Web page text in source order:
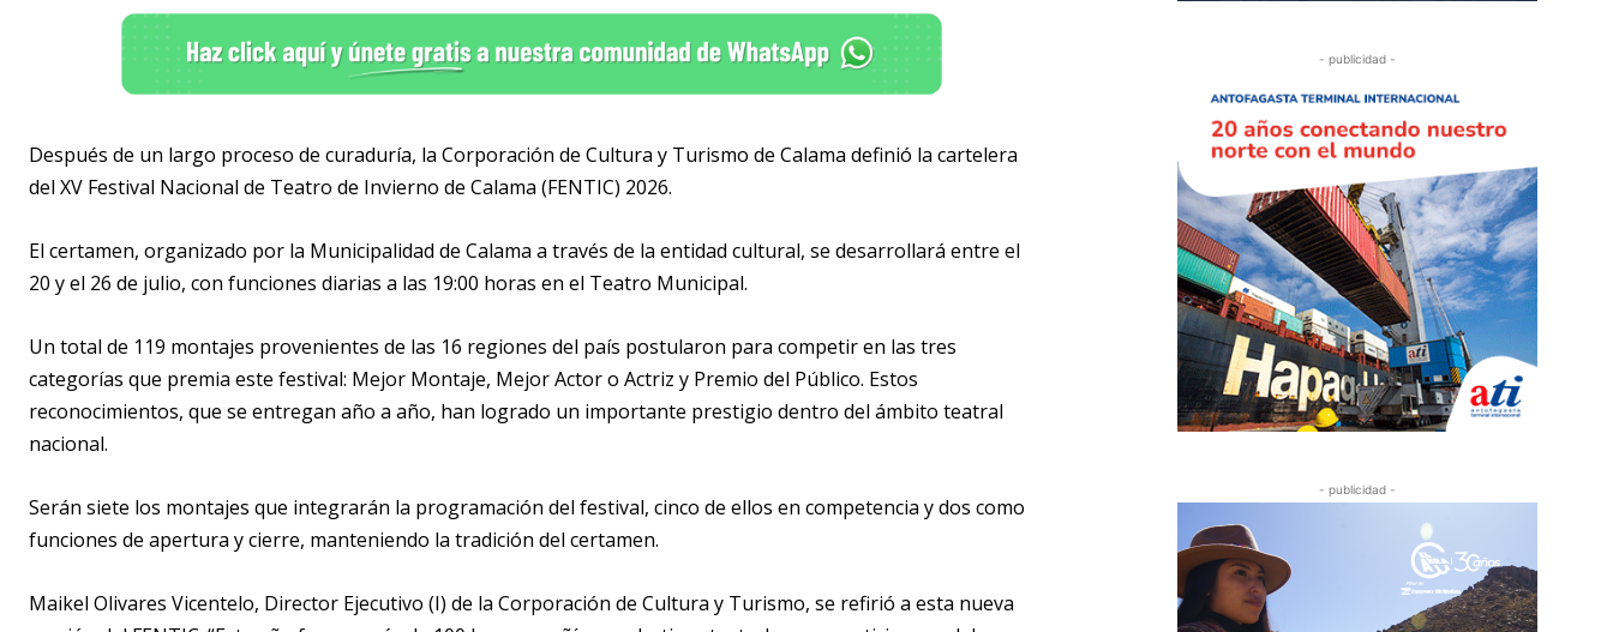
Después de un largo proceso de curaduría, la Corporación de Cultura y Turismo de Calama definió la cartelera
del XV Festival Nacional de Teatro de Invierno de Calama (FENTIC) 2026.
El certamen, organizado por la Municipalidad de Calama a través de la entidad cultural, se desarrollará entre el
20 y el 26 de julio, con funciones diarias a las 19:00 horas en el Teatro Municipal.
Un total de 119 montajes provenientes de las 16 regiones del país postularon para competir en las tres
categorías que premia este festival: Mejor Montaje, Mejor Actor o Actriz y Premio del Público. Estos
reconocimientos, que se entregan año a año, han logrado un importante prestigio dentro del ámbito teatral
nacional.
Serán siete los montajes que integrarán la programación del festival, cinco de ellos en competencia y dos como
funciones de apertura y cierre, manteniendo la tradición del certamen.
Maikel Olivares Vicentelo, Director Ejecutivo (I) de la Corporación de Cultura y Turismo, se refirió a esta nueva
- publicidad -
- publicidad -